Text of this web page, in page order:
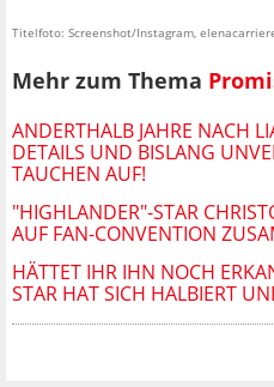
Titelfoto: Screenshot/Instagram,
Mehr zum Thema
ANDERTHALB JAHRE NACH
DETAILS UND BISLANG
TAUCHEN AUF!
"HIGHLANDER"-STAR
AUF FAN-CONVENTION
HÄTTET IHR IHN NOCH
STAR HAT SICH HALBIERT